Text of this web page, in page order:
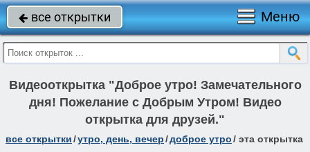
 все открытки Меню
Видеооткрытка "Доброе утро! Замечательного
дня! Пожелание с Добрым Утром! Видео
открытка для друзей."
все открытки/утро, день, вечер/доброе утро/ эта открытка